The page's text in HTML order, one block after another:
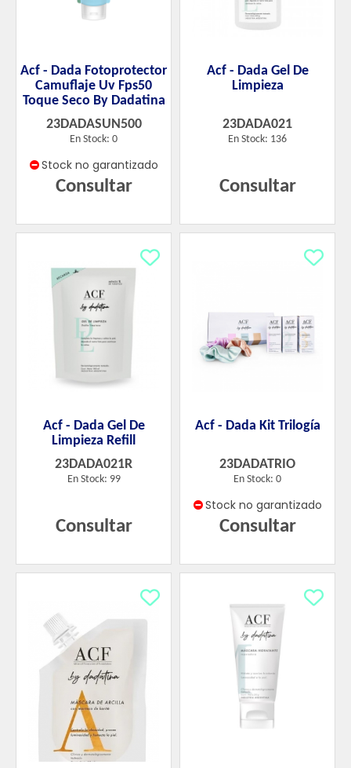
Acf - Dada Fotoprotector
Camuflaje Uv Fps50
Toque Seco By Dadatina
23DADASUN500
En Stock: 0
Stock no garantizado
Consultar
Acf - Dada Gel De
Limpieza
23DADA021
En Stock: 136
Consultar
Acf - Dada Gel De
Limpieza Refill
23DADA021R
En Stock: 99
Consultar
Acf - Dada Kit Trilogía
23DADATRIO
En Stock: 0
Stock no garantizado
Consultar